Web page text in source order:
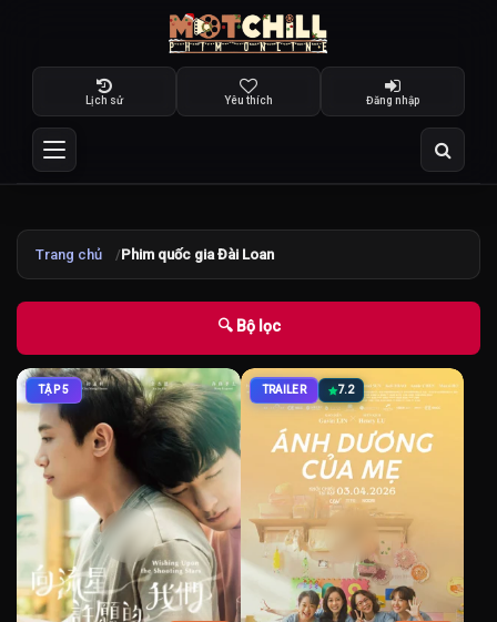
Lịch sử Yêu thích Đăng nhập
Trang chủ Phim quốc gia Đài Loan
🔍 Bộ lọc
TẬP 5 TRAILER 7.2